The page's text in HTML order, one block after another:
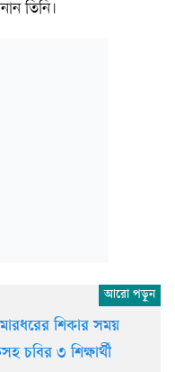
তিনি।
মারধরের শিকার সময়
চবির ৩ শিক্ষার্থী